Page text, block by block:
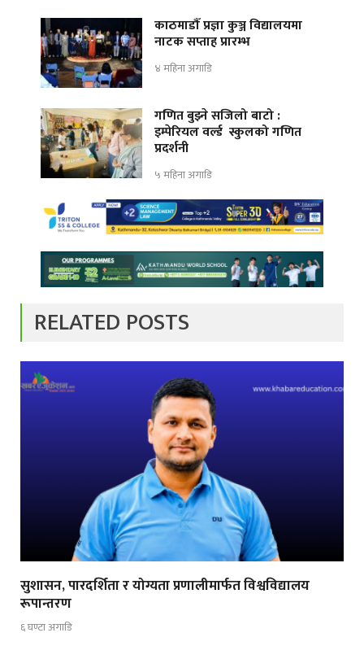
काठमाडौँ प्रज्ञा कुञ्ज विद्यालयमा
नाटक सप्ताह प्रारम्भ
४ महिना अगाडि
गणित बुझ्ने सजिलो बाटो :
इम्पेरियल वर्ल्ड स्कुलको गणित
प्रदर्शनी
५ महिना अगाडि
RELATED POSTS
सुशासन, पारदर्शिता र योग्यता प्रणालीमार्फत विश्वविद्यालय
रूपान्तरण
६ घण्टा अगाडि